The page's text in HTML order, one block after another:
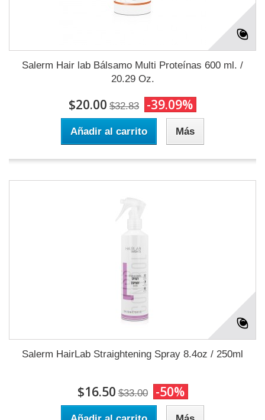
Salerm Hair lab Bálsamo Multi Proteínas 600 ml. /
20.29 Oz.
$20.00 $32.83 -39.09%
Añadir al carrito Más
Salerm HairLab Straightening Spray 8.4oz / 250ml
$16.50 $33.00 -50%